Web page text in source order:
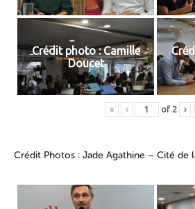
Crédit photo : Camille
Doucet
« ‹ of 2 ›
Crédit Photos : Jade Agathine – Cité de